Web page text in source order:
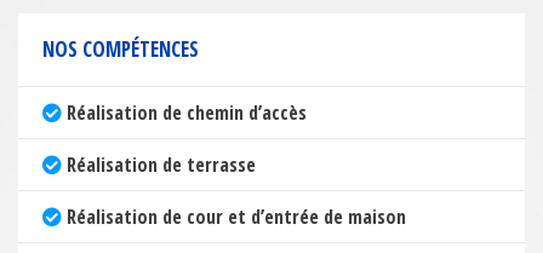
NOS COMPÉTENCES
Réalisation de chemin d’accès
Réalisation de terrasse
Réalisation de cour et d’entrée de maison